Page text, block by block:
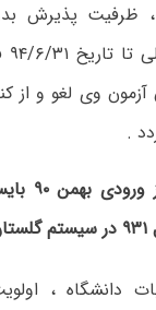
ظرفیت پذیرش
وی لغو و از
.
*
دانشگاه ،